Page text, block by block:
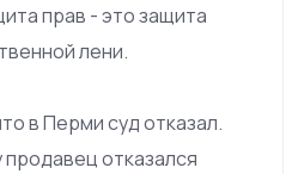
прав - это защита
лени.
в Перми суд отказал.
продавец отказался